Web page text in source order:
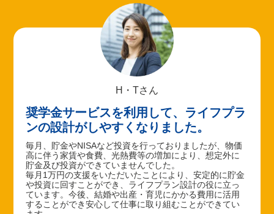
H・Tさん
奨学金サービスを利用して、ライフプラ
ンの設計がしやすくなりました。
毎月、貯金やNISAなど投資を行っておりましたが、物価
高に伴う家賃や食費、光熱費等の増加により、想定外に
貯金及び投資ができていませんでした。
毎月1万円の支援をいただいたことにより、安定的に貯金
や投資に回すことができ、ライフプラン設計の役に立っ
ています。今後、結婚や出産・育児にかかる費用に活用
することができ安心して仕事に取り組むことができてい